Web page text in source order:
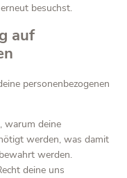
besuchst.
auf
personenbezogenen
warum deine
werden, was damit
werden.
deine uns